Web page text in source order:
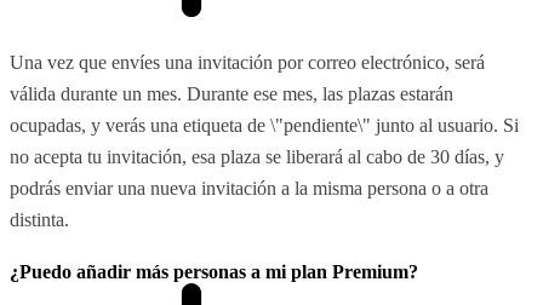
Una vez que envíes una invitación por correo electrónico, será
válida durante un mes. Durante ese mes, las plazas estarán
ocupadas, y verás una etiqueta de \"pendiente\" junto al usuario. Si
no acepta tu invitación, esa plaza se liberará al cabo de 30 días, y
podrás enviar una nueva invitación a la misma persona o a otra
distinta.
¿Puedo añadir más personas a mi plan Premium?